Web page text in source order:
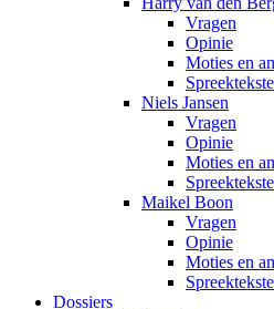
Vragen
Opinie
Moties en
Niels Jansen
Vragen
Opinie
Moties en
Maikel Boon
Vragen
Opinie
Moties en
Dossiers